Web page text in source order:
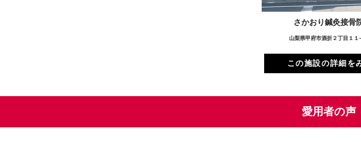
さかおり鍼灸接骨
山梨県甲府市酒折２丁目１１
この施設の詳細を
愛用者の声